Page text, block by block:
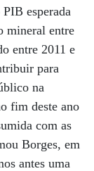
esperada
mineral entre
entre 2011 e
para
na
fim deste ano
com as
Borges, em
antes uma